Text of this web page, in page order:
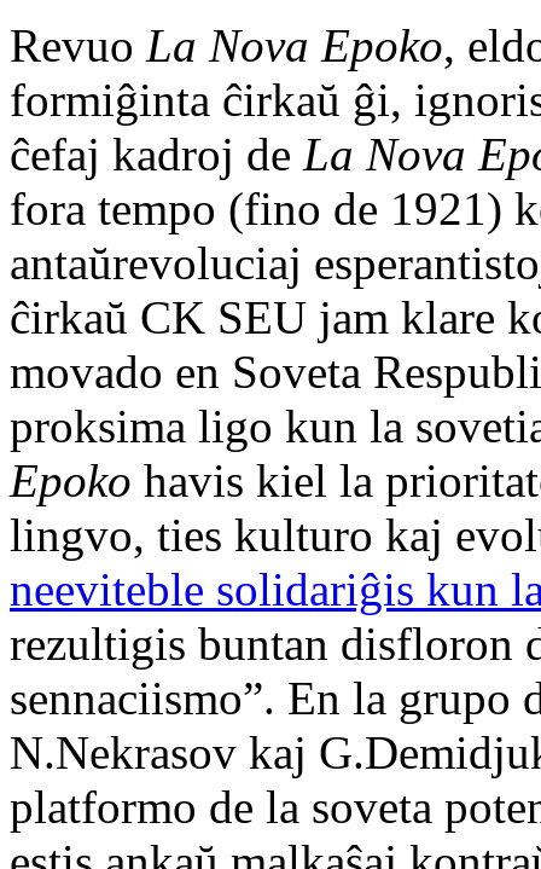
Revuo La Nova Epoko,
formiĝinta ĉirkaŭ ĝi,
ĉefaj kadroj de La Nova
fora tempo (fino de 1921)
antaŭrevoluciaj
ĉirkaŭ CK SEU jam klare
movado en Soveta
proksima ligo kun la
Epoko havis kiel la
lingvo, ties kulturo kaj
neeviteble solidariĝis kun
rezultigis buntan disfloron
sennaciismo”. En la grupo
N.Nekrasov kaj
platformo de la soveta